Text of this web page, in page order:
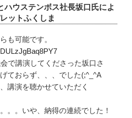
ウステンボス社長坂口氏によ
ットふくしま
も可能です。
で講演してくださった坂口さ
ておらず、、、でした(;^_^A
講演を聴かせていただく
。。いや、納得の連続でした！